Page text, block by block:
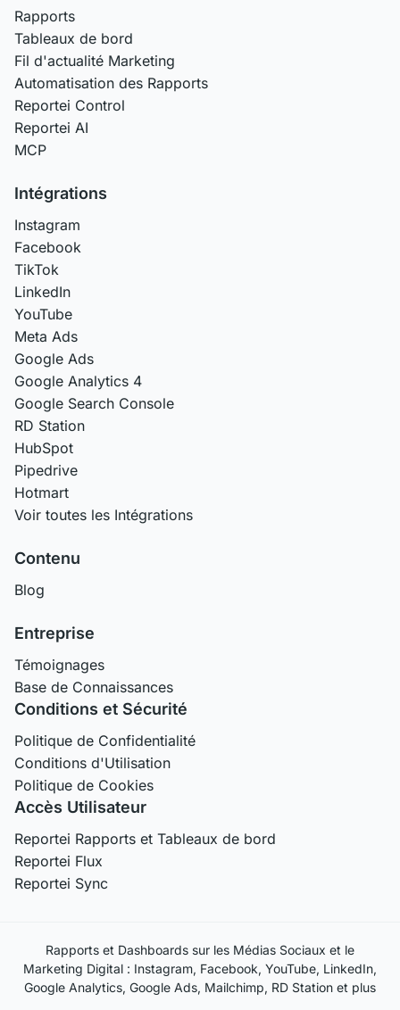
Rapports
Tableaux de bord
Fil d'actualité Marketing
Automatisation des Rapports
Reportei Control
Reportei AI
MCP
Intégrations
Instagram
Facebook
TikTok
LinkedIn
YouTube
Meta Ads
Google Ads
Google Analytics 4
Google Search Console
RD Station
HubSpot
Pipedrive
Hotmart
Voir toutes les Intégrations
Contenu
Blog
Entreprise
Témoignages
Base de Connaissances
Conditions et Sécurité
Politique de Confidentialité
Conditions d'Utilisation
Politique de Cookies
Accès Utilisateur
Reportei Rapports et Tableaux de bord
Reportei Flux
Reportei Sync
Rapports et Dashboards sur les Médias Sociaux et le
Marketing Digital : Instagram, Facebook, YouTube, LinkedIn,
Google Analytics, Google Ads, Mailchimp, RD Station et plus